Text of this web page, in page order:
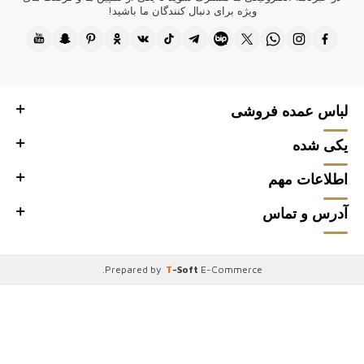
#ساخت ترکیه #تولید ترکیه #کیفیت ترکی #لباس ترکی #مد ترکیه #منسوجات
کازیه، برای مشتریان فارسی‌زبان و بوتیک‌های عمده‌فروشی شما طراحی‌های
بافتنی نرم و گرم ارائه می‌کنیم، تا در هر فصلی شیک بودن را تضمین کنیم. با
کازیه، بوتیک‌های شما از امتیاز ارائه بهترین‌های مد ایران به مشتریان برخوردار
خواهند بود.
Official دیدن کردید، سپاسگزاریم.
ویژه برای دنبال کنندگان ما باشید!
لباس عمده فروشی
یکی شده
اطلاعات مهم
آدرس و تماس
Prepared by T-Soft E-Commerce
.